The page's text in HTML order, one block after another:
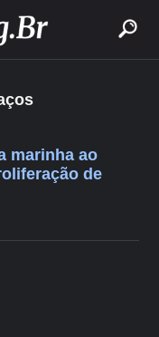
marinha ao
de